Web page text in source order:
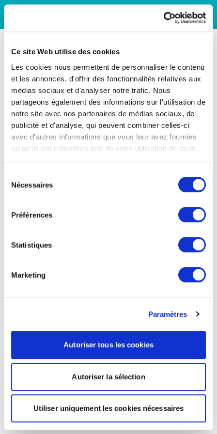
Ce site Web utilise des cookies
Les cookies nous permettent de personnaliser le contenu
et les annonces, d'offrir des fonctionnalités relatives aux
médias sociaux et d'analyser notre trafic. Nous
partageons également des informations sur l'utilisation de
notre site avec nos partenaires de médias sociaux, de
publicité et d'analyse, qui peuvent combiner celles-ci
avec d'autres informations que vous leur avez fournies
ou qu'ils ont collectées lors de votre utilisation de leurs
Nécessaires
Préférences
Statistiques
Marketing
Paramètres
Autoriser tous les cookies
Autoriser la sélection
Utiliser uniquement les cookies nécessaires